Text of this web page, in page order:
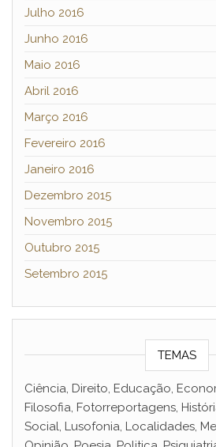
Julho 2016
Junho 2016
Maio 2016
Abril 2016
Março 2016
Fevereiro 2016
Janeiro 2016
Dezembro 2015
Novembro 2015
Outubro 2015
Setembro 2015
TEMAS
Ciência, Direito, Educação,
Filosofia, Fotorreportagens,
Social, Lusofonia, Localidades,